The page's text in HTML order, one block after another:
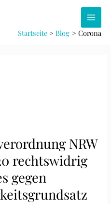
Main
Startseite Blog Corona
NRW
rechtswidrig
gegen